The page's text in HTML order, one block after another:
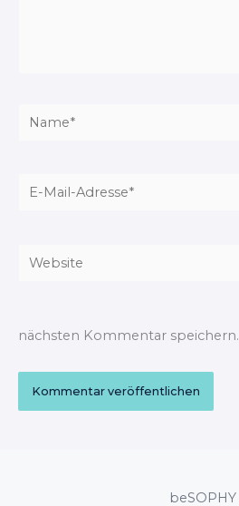
Name*
E-
Website
nächsten Kommentar speichern.
beSOPHY